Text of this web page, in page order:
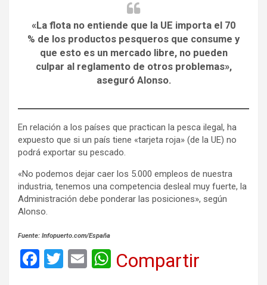
«La flota no entiende que la UE importa el 70
% de los productos pesqueros que consume y
que esto es un mercado libre, no pueden
culpar al reglamento de otros problemas»,
aseguró Alonso.
En relación a los países que practican la pesca ilegal, ha
expuesto que si un país tiene «tarjeta roja» (de la UE) no
podrá exportar su pescado.
«No podemos dejar caer los 5.000 empleos de nuestra
industria, tenemos una competencia desleal muy fuerte, la
Administración debe ponderar las posiciones», según
Alonso.
Fuente: Infopuerto.com/España
F
T
E
W
Compartir